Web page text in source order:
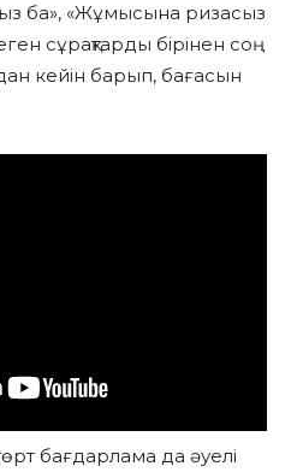
ба», «Жұмысына ризасыз
сұрақтарды бірінен соң
кейін барып, бағасын
бағдарлама да әуелі